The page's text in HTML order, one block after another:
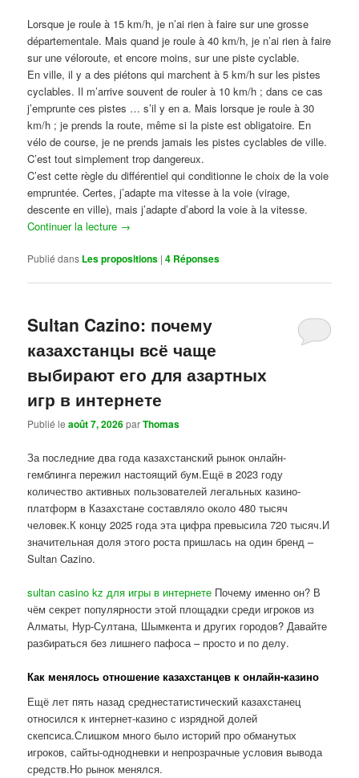
Lorsque je roule à 15 km/h, je n’ai rien à faire sur une grosse
départementale. Mais quand je roule à 40 km/h, je n’ai rien à faire
sur une véloroute, et encore moins, sur une piste cyclable.
En ville, il y a des piétons qui marchent à 5 km/h sur les pistes
cyclables. Il m’arrive souvent de rouler à 10 km/h ; dans ce cas
j’emprunte ces pistes … s’il y en a. Mais lorsque je roule à 30
km/h ; je prends la route, même si la piste est obligatoire. En
vélo de course, je ne prends jamais les pistes cyclables de ville.
C’est tout simplement trop dangereux.
C’est cette règle du différentiel qui conditionne le choix de la voie
empruntée. Certes, j’adapte ma vitesse à la voie (virage,
descente en ville), mais j’adapte d’abord la voie à la vitesse.
Continuer la lecture →
Publié dans Les propositions |4 Réponses
Sultan Cazino: почему
казахстанцы всё чаще
выбирают его для азартных
игр в интернете
Publié leaoût 7, 2026parThomas
За последние два года казахстанский рынок онлайн-
гемблинга пережил настоящий бум.Ещё в 2023 году
количество активных пользователей легальных казино-
платформ в Казахстане составляло около 480 тысяч
человек.К концу 2025 года эта цифра превысила 720 тысяч.И
значительная доля этого роста пришлась на один бренд –
Sultan Cazino.
sultan casino kz для игры в интернете Почему именно он? В
чём секрет популярности этой площадки среди игроков из
Алматы, Нур-Султана, Шымкента и других городов? Давайте
разбираться без лишнего пафоса – просто и по делу.
Как менялось отношение казахстанцев к онлайн-казино
Ещё лет пять назад среднестатистический казахстанец
относился к интернет-казино с изрядной долей
скепсиса.Слишком много было историй про обманутых
игроков, сайты-однодневки и непрозрачные условия вывода
средств.Но рынок менялся.